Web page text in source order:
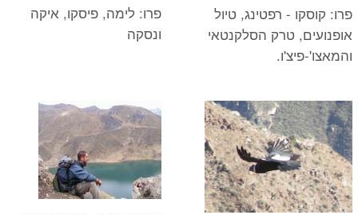
פרו: קוסקו - רפטינג, טיול
אופנועים, טרק הסלקנטאי
והמאצו'-פיצ'ו.
פרו: לימה, פיסקו, איקה
ונסקה